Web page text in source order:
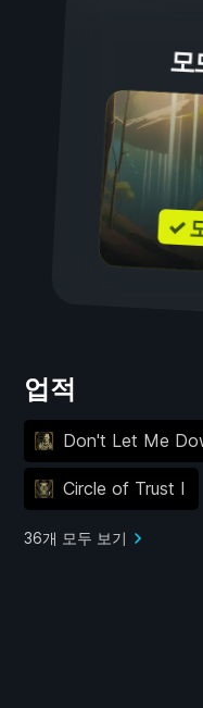
모
✓
업적
Don't Let Me
Circle of Trust I
36개 모두 보기